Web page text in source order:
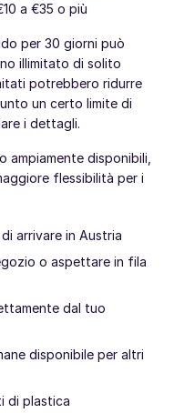
a €35 o più
per 30 giorni può
illimitato di solito
potrebbero ridurre
un certo limite di
i dettagli.
ampiamente disponibili,
flessibilità per i
arrivare in Austria
o aspettare in fila
dal tuo
disponibile per altri
di plastica